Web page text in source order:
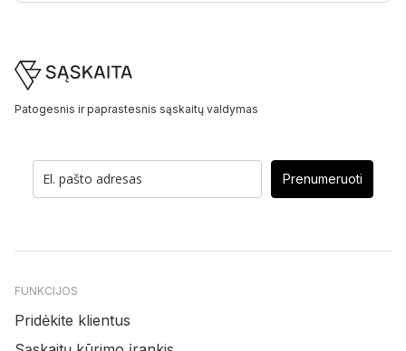
Footer
Patogesnis ir paprastesnis sąskaitų valdymas
Prenumeruoti
FUNKCIJOS
Pridėkite klientus